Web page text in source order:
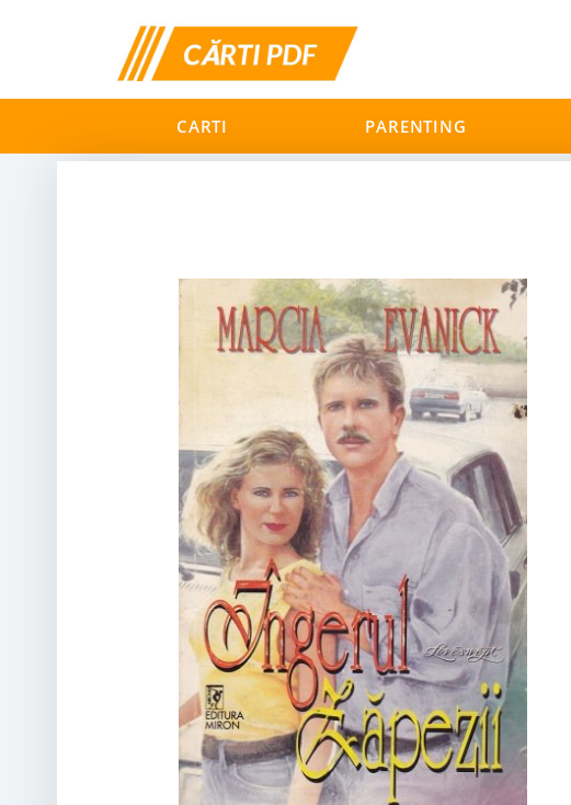
CARTI PARENTING